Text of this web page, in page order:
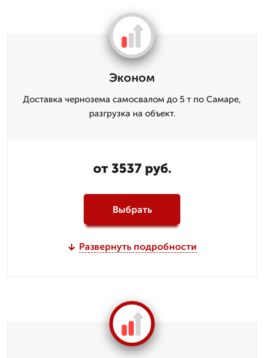
Эконом
Доставка чернозема самосвалом до 5 т по Самаре,
разгрузка на объект.
от 3537 руб.
Выбрать
Развернуть подробности